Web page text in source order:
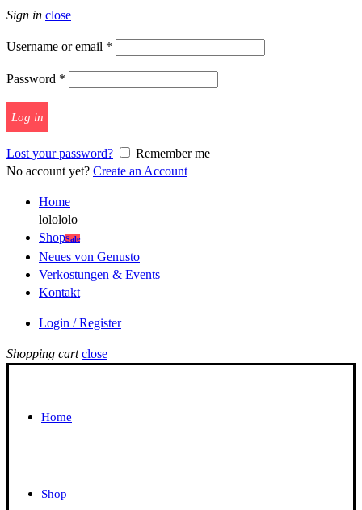
Sign in close
Username or email *
Password *
Log in
Lost your password?
Remember me
No account yet? Create an Account
Home
lolololo
ShopSale
Neues von Genusto
Verkostungen & Events
Kontakt
Login / Register
Shopping cart close
Home
Shop